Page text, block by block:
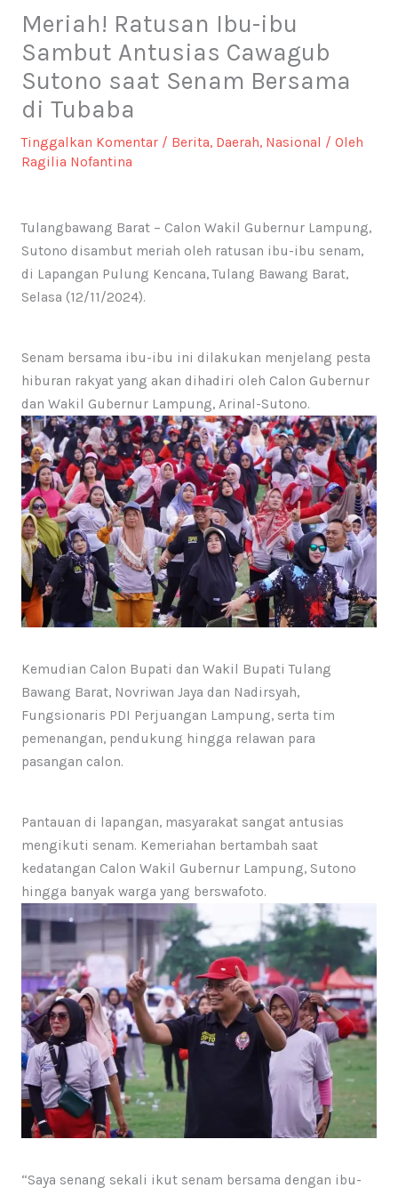
Meriah! Ratusan Ibu-ibu
Sambut Antusias Cawagub
Sutono saat Senam Bersama
di Tubaba
Tinggalkan Komentar / Berita, Daerah, Nasional / Oleh
Ragilia Nofantina
Tulangbawang Barat – Calon Wakil Gubernur Lampung,
Sutono disambut meriah oleh ratusan ibu-ibu senam,
di Lapangan Pulung Kencana, Tulang Bawang Barat,
Selasa (12/11/2024).
Senam bersama ibu-ibu ini dilakukan menjelang pesta
hiburan rakyat yang akan dihadiri oleh Calon Gubernur
dan Wakil Gubernur Lampung, Arinal-Sutono.
Kemudian Calon Bupati dan Wakil Bupati Tulang
Bawang Barat, Novriwan Jaya dan Nadirsyah,
Fungsionaris PDI Perjuangan Lampung, serta tim
pemenangan, pendukung hingga relawan para
pasangan calon.
Pantauan di lapangan, masyarakat sangat antusias
mengikuti senam. Kemeriahan bertambah saat
kedatangan Calon Wakil Gubernur Lampung, Sutono
hingga banyak warga yang berswafoto.
“Saya senang sekali ikut senam bersama dengan ibu-